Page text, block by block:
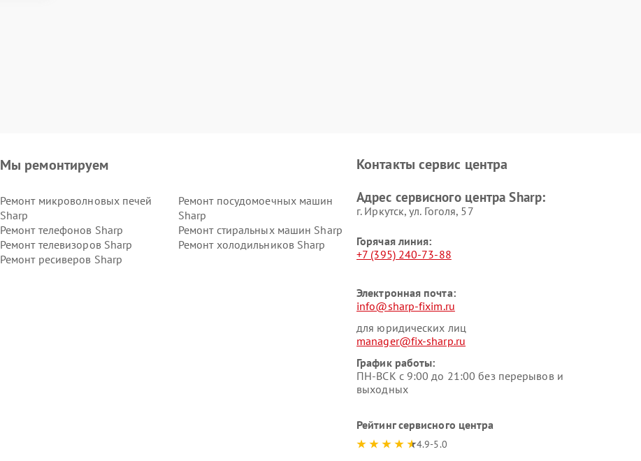
Мы ремонтируем
Ремонт микроволновых печей
Sharp
Ремонт посудомоечных машин
Sharp
Ремонт телефонов Sharp
Ремонт стиральных машин Sharp
Ремонт телевизоров Sharp
Ремонт холодильников Sharp
Ремонт ресиверов Sharp
Контакты сервис центра
Адрес сервисного центра Sharp:
г. Иркутск, ул. ​Гоголя, 57
Горячая линия:
+7 (395) 240-73-88
Электронная почта:
info@sharp-fixim.ru
для юридических лиц
manager@fix-sharp.ru
График работы:
ПН-ВСК с 9:00 до 21:00 без перерывов и
выходных
Рейтинг сервисного центра
4.9-5.0